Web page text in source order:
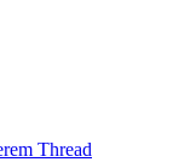
Thread